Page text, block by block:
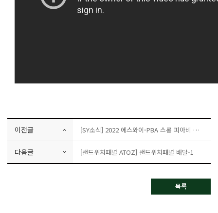
이전글 [SY소식] 2022 에스와이-PBA 스롱 피아비 선수 후원협약식
다음글 [샌드위치패널 ATOZ] 샌드위치패널 배달-1
목록